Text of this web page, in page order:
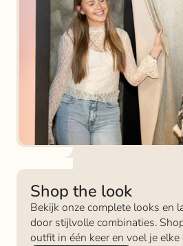
Shop the look
Bekijk onze complete looks en
door stijlvolle combinaties.
outfit in één keer en voel je